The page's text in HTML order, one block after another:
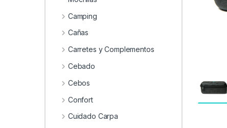
Camping
Cañas
Carretes y Complementos
Cebado
Cebos
Confort
Cuidado Carpa